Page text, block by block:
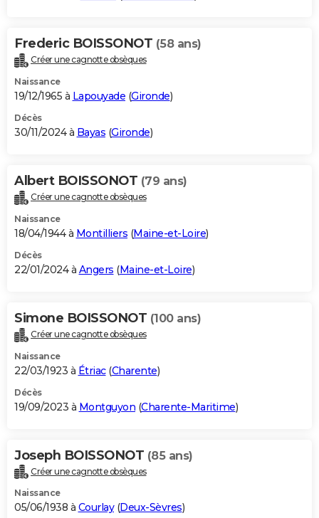
Carte de Noël
Carte Bonne année
Carte Saint-Valentin
Carte Pâques
Carte d'anniversaire
DICTIONNAIRE
Dictionnaire
Biographies
Citations
Expressions
Proverbes
PROGRAMME TV
S'inscrire
Se connecter
Lycées
Collèges
Primaires
Universités
Entreprises
Service militaire
Avis de recherche
AVIS DE DÉCÈS
Bricolage
Lifestyle
Culture
Sport
Auto
Television
Voyage
Cinema
Frederic BOISSONOT (58 ans)
Créer une cagnotte obsèques
Naissance
19/12/1965 à Lapouyade (Gironde)
Décès
30/11/2024 à Bayas (Gironde)
Albert BOISSONOT (79 ans)
Créer une cagnotte obsèques
Naissance
18/04/1944 à Montilliers (Maine-et-Loire)
Décès
22/01/2024 à Angers (Maine-et-Loire)
Simone BOISSONOT (100 ans)
Créer une cagnotte obsèques
Naissance
22/03/1923 à Étriac(Charente)
Décès
19/09/2023 à Montguyon (Charente-Maritime)
Joseph BOISSONOT (85 ans)
Créer une cagnotte obsèques
Naissance
05/06/1938 à Courlay(Deux-Sèvres)